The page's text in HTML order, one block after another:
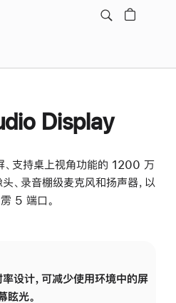
Display
支持桌上视角功能的 1200 万
录音棚级麦克风和扬声器，以
5 端口。
设计，可减少使用环境中的屏
眩光。